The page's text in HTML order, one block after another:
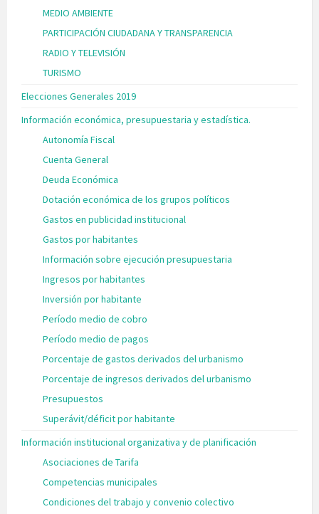
MEDIO AMBIENTE
PARTICIPACIÓN CIUDADANA Y TRANSPARENCIA
RADIO Y TELEVISIÓN
TURISMO
Elecciones Generales 2019
Información económica, presupuestaria y estadística.
Autonomía Fiscal
Cuenta General
Deuda Económica
Dotación económica de los grupos políticos
Gastos en publicidad institucional
Gastos por habitantes
Información sobre ejecución presupuestaria
Ingresos por habitantes
Inversión por habitante
Período medio de cobro
Período medio de pagos
Porcentaje de gastos derivados del urbanismo
Porcentaje de ingresos derivados del urbanismo
Presupuestos
Superávit/déficit por habitante
Información institucional organizativa y de planificación
Asociaciones de Tarifa
Competencias municipales
Condiciones del trabajo y convenio colectivo